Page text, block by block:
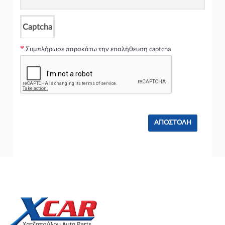
CZPB ) (190 hp ) Βενζίνη
AUDI A3 2012 - 2016 ( 8V ) Hatchback / 3dr S3 quattro ( CJXC )
AUDI A3 2012 - 2016 ( 8V ) Hatchback / 3dr S3 quattro ( CJXB )
(280 hp ) Βενζίνη
(286 hp ) Βενζίνη
AUDI A3 2012 - 2016 ( 8V ) Hatchback / 3dr S3 quattro (
CJXG,DJHA ) (310 hp ) Βενζίνη
AUDI A3 2012 - 2016 ( 8V ) Sportback / 5dr 1.0 TFSI (
AUDI A3 2012 - 2016 ( 8V ) Sportback / 5dr 1.4 TFSI ( CPTA )
(140 hp ) Βενζίνη
Captcha
Συμπλήρωσε παρακάτω την επαλήθευση captcha